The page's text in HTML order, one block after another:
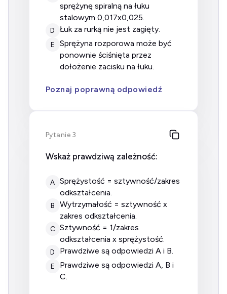
sprężynę spiralną na łuku
stalowym 0,017x0,025.
D łuk za rurką nie jest zagięty.
E
sprężyna rozporowa może być
ponownie ściśnięta przez
dołożenie zacisku na łuku.
Poznaj poprawną odpowiedź
Pytanie 3
Wskaż prawdziwą zależność:
A
sprężystość = sztywność/zakres
odkształcenia.
B
wytrzymałość = sztywność x
zakres odkształcenia.
C sztywność = 1/zakres
odkształcenia x sprężystość.
D prawdziwe są odpowiedzi A i B.
E
prawdziwe są odpowiedzi A, B i
C.